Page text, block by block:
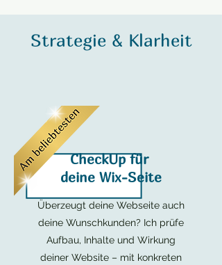
Strategie & Klarheit
CheckUp für
deine Wix-Seite
Überzeugt deine Webseite auch
deine Wunschkunden? Ich prüfe
Aufbau, Inhalte und Wirkung
deiner Website – mit konkreten